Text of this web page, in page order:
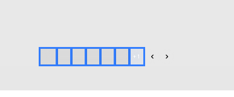
+ 1